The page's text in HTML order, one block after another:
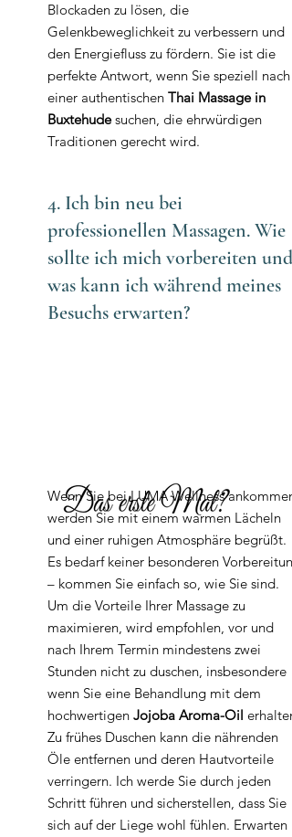
Blockaden zu lösen, die
Gelenkbeweglichkeit zu verbessern und
den Energiefluss zu fördern. Sie ist die
perfekte Antwort, wenn Sie speziell nach
einer authentischen Thai Massage in
Buxtehudesuchen, die ehrwürdigen
Traditionen gerecht wird.
4. Ich bin neu bei
professionellen Massagen. Wie
sollte ich mich vorbereiten und
was kann ich während meines
Besuchs erwarten?
Wenn Sie bei LUMA Wellness ankommen,
werden Sie mit einem warmen Lächeln
und einer ruhigen Atmosphäre begrüßt.
Es bedarf keiner besonderen Vorbereitung
– kommen Sie einfach so, wie Sie sind.
Um die Vorteile Ihrer Massage zu
maximieren, wird empfohlen, vor und
nach Ihrem Termin mindestens zwei
Stunden nicht zu duschen, insbesondere
wenn Sie eine Behandlung mit dem
hochwertigen Jojoba Aroma-Oil erhalten.
Zu frühes Duschen kann die nährenden
Öle entfernen und deren Hautvorteile
verringern. Ich werde Sie durch jeden
Schritt führen und sicherstellen, dass Sie
sich auf der Liege wohl fühlen. Erwarten